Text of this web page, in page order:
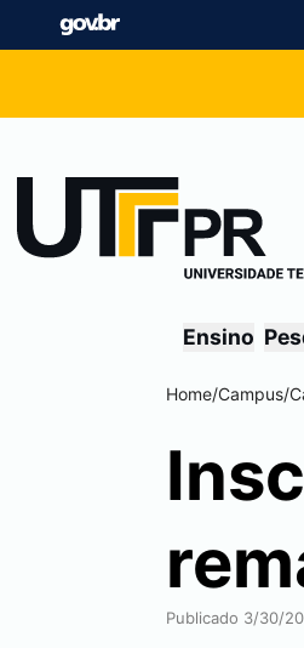
Ensino
Home/Campus/
Publicado 3/30/